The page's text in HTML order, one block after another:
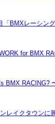
「BMXレーシン
for BMX
BMX RACING?
レイクタウンに